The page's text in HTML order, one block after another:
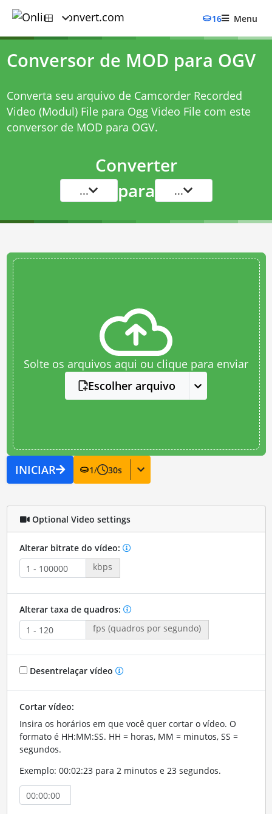
16 Menu
Conversor de MOD para OGV
Converta seu arquivo de Camcorder Recorded
Video (Modul) File para Ogg Video File com este
conversor de MOD para OGV.
Converter
... para ...
Solte os arquivos aqui ou clique para enviar
Escolher arquivo
INICIAR 1/ 30s
Optional Video settings
Alterar bitrate do vídeo:
kbps
Alterar taxa de quadros:
fps (quadros por segundo)
Desentrelaçar vídeo
Cortar vídeo:
Insira os horários em que você quer cortar o vídeo. O
formato é HH:MM:SS. HH = horas, MM = minutos, SS =
segundos.
Exemplo: 00:02:23 para 2 minutos e 23 segundos.